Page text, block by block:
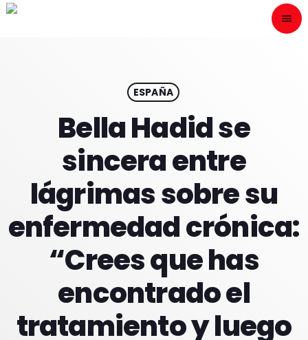
menu
HOME
PROGRAMACION
NUESTRAS FRECUENCIAS
EQUIPO
ESPAÑA
Bella Hadid se
sincera entre
lágrimas sobre su
enfermedad crónica:
“Crees que has
encontrado el
tratamiento y luego